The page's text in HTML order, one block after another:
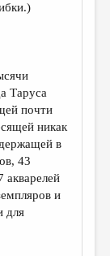
Таруса
почти
никак
в
43
акварелей
и
для